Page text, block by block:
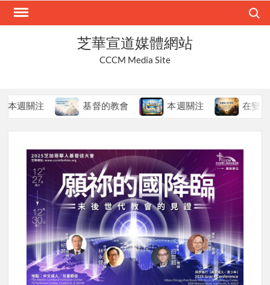
Skip
芝華宣道媒體網站
CCCM Media Site
關注 基督的教會 本週關注 在變局中